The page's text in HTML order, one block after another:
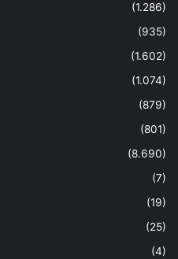
(1.286)
(935)
(1.602)
(1.074)
(879)
(801)
(8.690)
(7)
(19)
(25)
(4)